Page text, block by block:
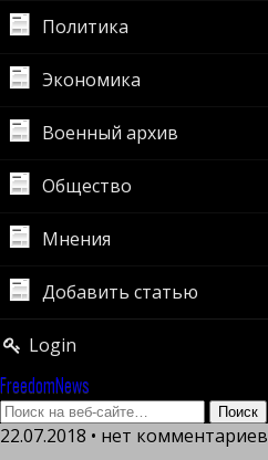
Политика
Экономика
Военный архив
Общество
Мнения
Добавить статью
Login
FreedomNews
22.07.2018 • нет комментариев